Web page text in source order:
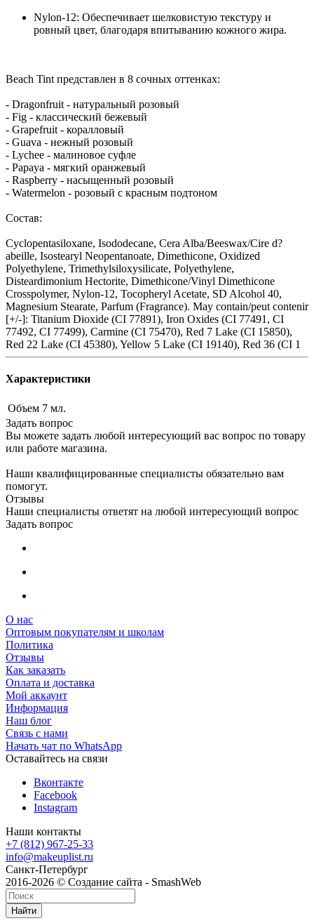
Nylon-12: Обеспечивает шелковистую текстуру и
ровный цвет, благодаря впитыванию кожного жира.
Beach Tint представлен в 8 сочных оттенках:
- Dragonfruit - натуральный розовый
- Fig - классический бежевый
- Grapefruit - коралловый
- Guava - нежный розовый
- Lychee - малиновое суфле
- Papaya - мягкий оранжевый
- Raspberry - насыщенный розовый
- Watermelon - розовый с красным подтоном
Состав:
Cyclopentasiloxane, Isododecane, Cera Alba/Beeswax/Cire d?
abeille, Isostearyl Neopentanoate, Dimethicone, Oxidized
Polyethylene, Trimethylsiloxysilicate, Polyethylene,
Disteardimonium Hectorite, Dimethicone/Vinyl Dimethicone
Crosspolymer, Nylon-12, Tocopheryl Acetate, SD Alcohol 40,
Magnesium Stearate, Parfum (Fragrance). May contain/peut contenir
[+/-]: Titanium Dioxide (CI 77891), Iron Oxides (CI 77491, CI
77492, CI 77499), Carmine (CI 75470), Red 7 Lake (CI 15850),
Red 22 Lake (CI 45380), Yellow 5 Lake (CI 19140), Red 36 (CI 1
Характеристики
Объем 7 мл.
Задать вопрос
Вы можете задать любой интересующий вас вопрос по товару
или работе магазина.
Наши квалифицированные специалисты обязательно вам
помогут.
Отзывы
Наши специалисты ответят на любой интересующий вопрос
Задать вопрос
О нас
Оптовым покупателям и школам
Политика
Отзывы
Как заказать
Оплата и доставка
Мой аккаунт
Информация
Наш блог
Связь с нами
Начать чат по WhatsApp
Оставайтесь на связи
Вконтакте
Facebook
Instagram
Наши контакты
+7 (812) 967-25-33
info@makeuplist.ru
Санкт-Петербург
2016-2026 © Создание сайта - SmashWeb
Найти